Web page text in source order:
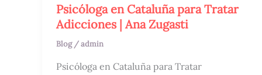
Psicóloga en Cataluña para Tratar
Adicciones | Ana Zugasti
Blog/admin
Psicóloga en Cataluña para Tratar